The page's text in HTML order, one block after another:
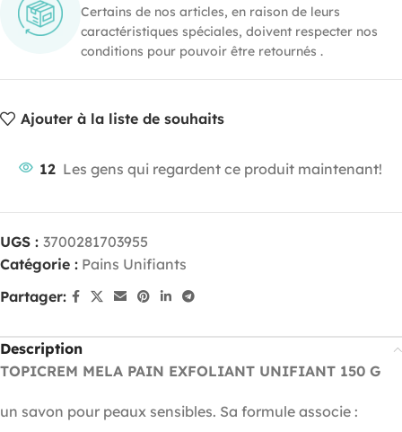
Certains de nos articles, en raison de leurs
caractéristiques spéciales, doivent respecter nos
conditions pour pouvoir être retournés .
Ajouter à la liste de souhaits
12 Les gens qui regardent ce produit maintenant!
UGS : 3700281703955
Catégorie : Pains Unifiants
Partager:
Description
TOPICREM MELA PAIN EXFOLIANT UNIFIANT 150 G
un savon pour peaux sensibles. Sa formule associe :